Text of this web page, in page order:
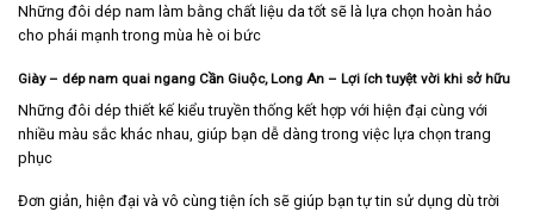
Những đôi dép nam làm bằng chất liệu da tốt sẽ là lựa chọn hoàn hảo
cho phái mạnh trong mùa hè oi bức
Giày – dép nam quai ngang Cần Giuộc, Long An – Lợi ích tuyệt vời khi sở hữu
Những đôi dép thiết kế kiểu truyền thống kết hợp với hiện đại cùng với
nhiều màu sắc khác nhau, giúp bạn dễ dàng trong việc lựa chọn trang
phục
Đơn giản, hiện đại và vô cùng tiện ích sẽ giúp bạn tự tin sử dụng dù trời